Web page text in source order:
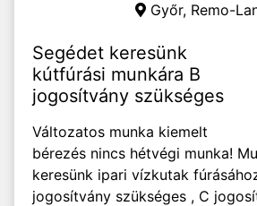
Győr, Remo-
Segédet keresünk
kútfúrási munkára B
jogosítvány szükséges
Változatos munka kiemelt
bérezés nincs hétvégi munka!
keresünk ipari vízkutak
jogosítvány szükséges , C